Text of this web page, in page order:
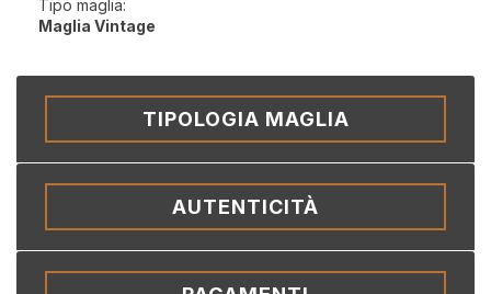
Tipo maglia:
Maglia Vintage
TIPOLOGIA MAGLIA
AUTENTICITÀ